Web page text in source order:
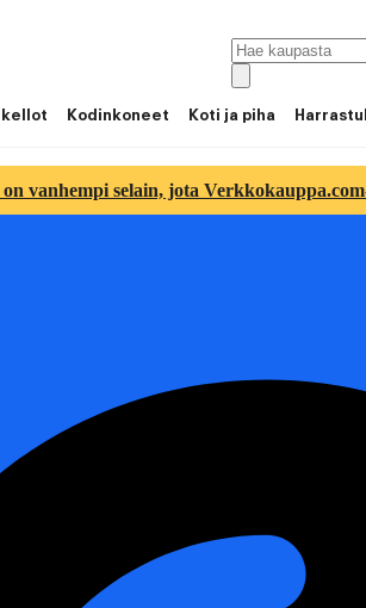
kellot Kodinkoneet Koti ja piha
on vanhempi selain, jota